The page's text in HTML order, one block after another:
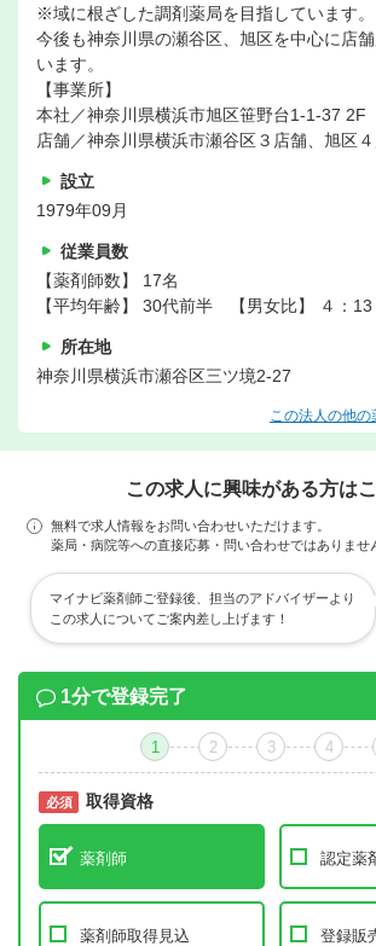
※域に根ざした調剤薬局を目指しています。
今後も神奈川県の瀬谷区、旭区を中心に店
います。
【事業所】
本社／神奈川県横浜市旭区笹野台1-1-37 2F
店舗／神奈川県横浜市瀬谷区３店舗、旭区
設立
1979年09月
従業員数
【薬剤師数】 17名
【平均年齢】 30代前半 【男女比】 ４：13
所在地
神奈川県横浜市瀬谷区三ツ境2-27
この法人の他の
この求人に興味がある方は
無料で求人情報をお問い合わせいただけます。
薬局・病院等への直接応募・問い合わせではありませ
マイナビ薬剤師ご登録後、担当のアドバイザーより
この求人についてご案内差し上げます！
1分で登録完了
1 2 3 4
必須 取得資格
薬剤師 認定薬
薬剤師取得見込 登録販